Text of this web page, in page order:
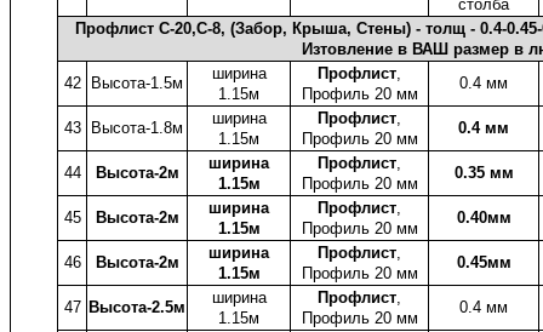
столба
Профлист C-20,С-8, (Забор, Крыша, Стены) - толщ - 0.4-
Изтовление в ВАШ размер в
42
Высота-1.5м
ширина
1.15м
Профлист,
Профиль 20 мм
0.4 мм
43 Высота-1.8м
ширина
1.15м
Профлист,
Профиль 20 мм
0.4 мм
44 Высота-2м
ширина
1.15м
Профлист,
Профиль 20 мм
0.35 мм
45 Высота-2м
ширина
1.15м
Профлист,
Профиль 20 мм
0.40мм
46 Высота-2м
ширина
1.15м
Профлист,
Профиль 20 мм
0.45мм
47 Высота-2.5м
ширина
1.15м
Профлист,
Профиль 20 мм
0.4 мм